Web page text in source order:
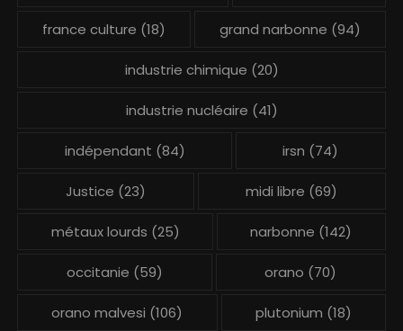
france culture (18) grand narbonne (94)
industrie chimique (20)
industrie nucléaire (41)
indépendant (84) irsn (74)
Justice (23) midi libre (69)
métaux lourds (25) narbonne (142)
occitanie (59) orano (70)
orano malvesi (106) plutonium (18)